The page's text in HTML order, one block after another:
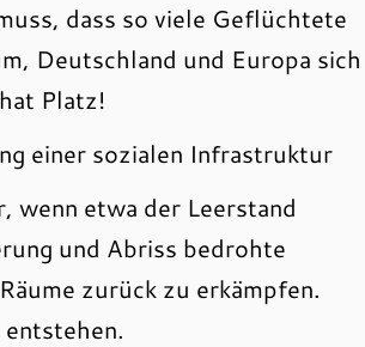
dass so viele Geflüchtete
Deutschland und Europa sich
Platz!
einer sozialen Infrastruktur
wenn etwa der Leerstand
und Abriss bedrohte
zurück zu erkämpfen.